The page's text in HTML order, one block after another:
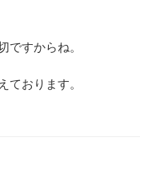
ですからね。
ております。